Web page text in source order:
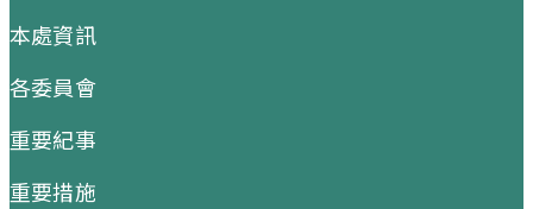
本處資訊
各委員會
重要紀事
重要措施